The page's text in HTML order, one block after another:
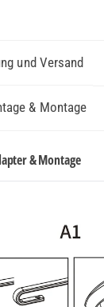
und Versand
& Montage
& Montage